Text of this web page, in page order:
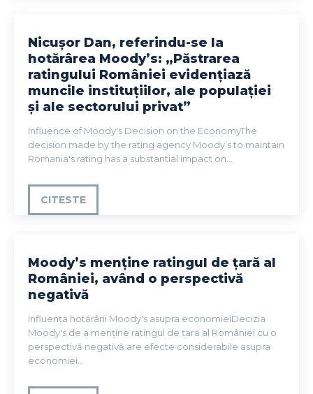
Nicușor Dan, referindu-se la
hotărârea Moody’s: „Păstrarea
ratingului României evidențiază
muncile instituțiilor, ale populației
și ale sectorului privat”
Influence of Moody's Decision on the EconomyThe
decision made by the rating agency Moody’s to maintain
Romania's rating has a substantial impact on...
CITESTE
Moody’s menține ratingul de țară al
României, având o perspectivă
negativă
Influența hotărârii Moody's asupra economieiDecizia
Moody's de a menține ratingul de țară al României cu o
perspectivă negativă are efecte considerabile asupra
economiei...